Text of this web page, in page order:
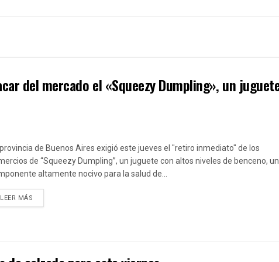
del mercado el «Squeezy Dumpling», un
provincia de Buenos Aires exigió este jueves el "retiro inmediato" de los
de “Squeezy Dumpling”, un juguete con altos niveles de benceno, un
altamente nocivo para la salud de...
LEER MÁS